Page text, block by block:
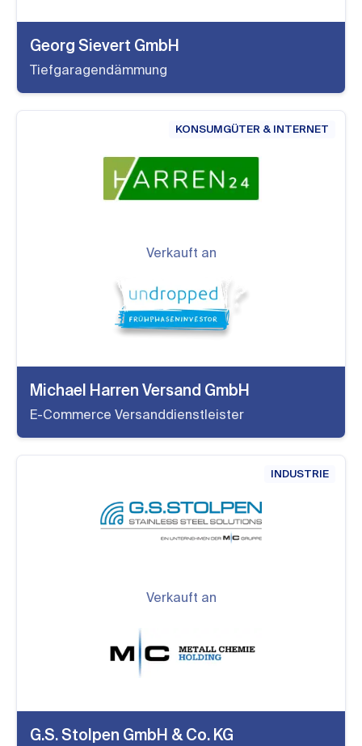
Georg Sievert GmbH
Tiefgaragendämmung
KONSUMGÜTER & INTERNET
Verkauft an
Michael Harren Versand GmbH
E-Commerce Versanddienstleister
INDUSTRIE
Verkauft an
G.S. Stolpen GmbH & Co. KG